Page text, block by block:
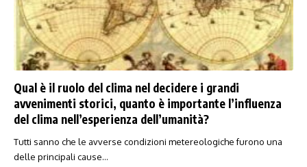
Qual è il ruolo del clima nel decidere i grandi
avvenimenti storici, quanto è importante l’influenza
del clima nell’esperienza dell’umanità?
Tutti sanno che le avverse condizioni metereologiche furono una
delle principali cause…